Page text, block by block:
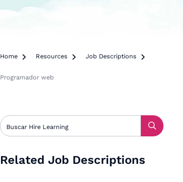
Home  Resources  Job Descriptions 
Programador web
Related Job Descriptions